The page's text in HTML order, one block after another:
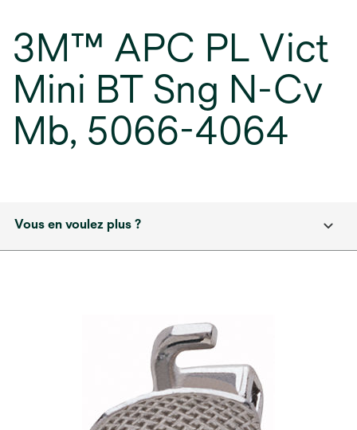
3M™ APC PL Vict
Mini BT Sng N-Cv
Mb, 5066-4064
Vous en voulez plus ?